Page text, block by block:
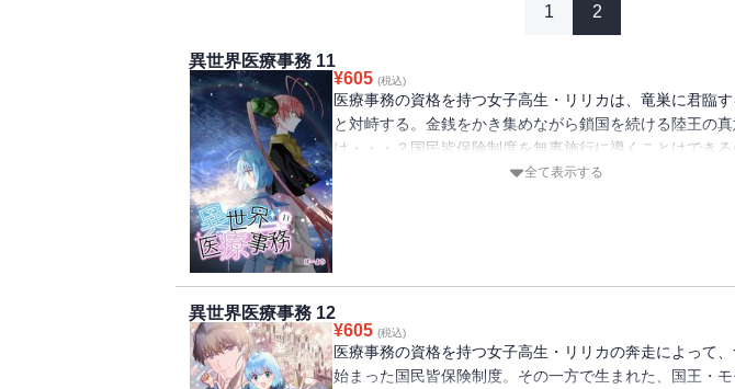
1 2
異世界医療事務 11
¥605 (税込)
医療事務の資格を持つ女子高生・リリカは、竜巣に君臨
と対峙する。金銭をかき集めながら鎖国を続ける陸王の真
は・・・？国民皆保険制度を無事施行に導くことはできる
か！？異世界×医療事務という異色の設定で読者を魅了す
全て表示する
異世界医療事務 12
¥605 (税込)
医療事務の資格を持つ女子高生・リリカの奔走によって、
始まった国民皆保険制度。その一方で生まれた、国王・